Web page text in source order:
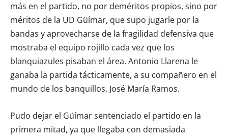
más en el partido, no por deméritos propios, sino por
méritos de la UD Güímar, que supo jugarle por la
bandas y aprovecharse de la fragilidad defensiva que
mostraba el equipo rojillo cada vez que los
blanquiazules pisaban el área. Antonio Llarena le
ganaba la partida tácticamente, a su compañero en el
mundo de los banquillos, José María Ramos.
Pudo dejar el Güímar sentenciado el partido en la
primera mitad, ya que llegaba con demasiada